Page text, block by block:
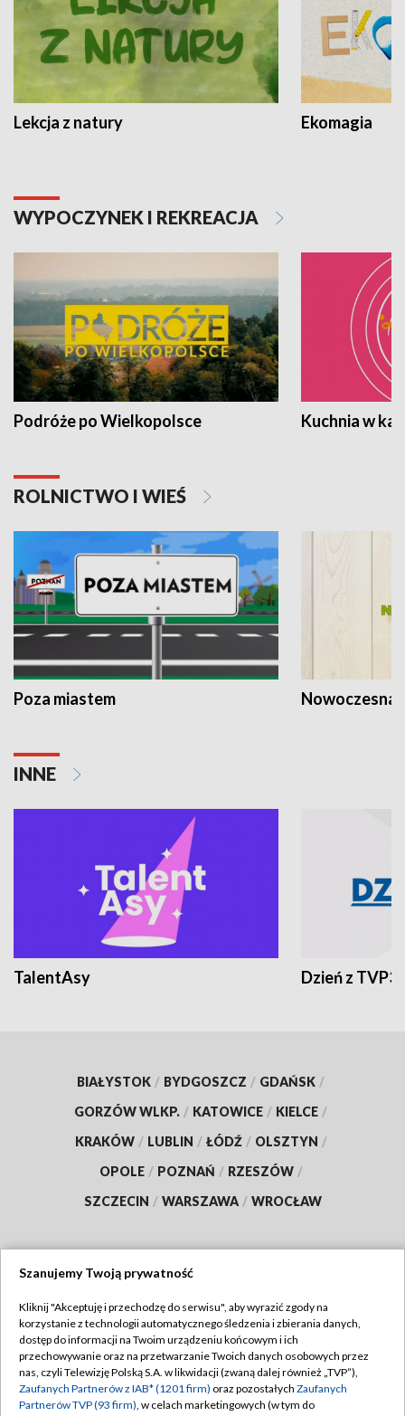
Lekcja z natury Ekomagia
WYPOCZYNEK I REKREACJA
Podróże po Wielkopolsce Kuchnia w
ROLNICTWO I WIEŚ
Poza miastem Nowoczesna
INNE
TalentAsy Dzień z TVP3
BIAŁYSTOK / BYDGOSZCZ / GDAŃSK /
GORZÓW WLKP. / KATOWICE / KIELCE /
KRAKÓW / LUBLIN / ŁÓDŹ / OLSZTYN /
OPOLE / POZNAŃ / RZESZÓW /
SZCZECIN / WARSZAWA / WROCŁAW
TVP
Abonament TVP
Emisja w TVP
Regulamin TVP
Polityka prywatności
Szanujemy Twoją prywatność
Kliknij "Akceptuję i przechodzę do serwisu", aby wyrazić zgody na
korzystanie z technologii automatycznego śledzenia i zbierania danych,
dostęp do informacji na Twoim urządzeniu końcowym i ich
przechowywanie oraz na przetwarzanie Twoich danych osobowych przez
nas, czyli Telewizję Polską S.A. w likwidacji (zwaną dalej również „TVP”),
Zaufanych Partnerów z IAB* (1201 firm) oraz pozostałych Zaufanych
Partnerów TVP (93 firm), w celach marketingowych (w tym do